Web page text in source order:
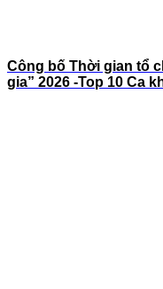
Công bố Thời gian tổ
gia” 2026 -Top 10 Ca